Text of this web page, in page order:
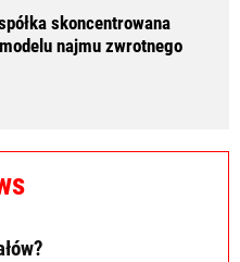
skoncentrowana
najmu zwrotnego